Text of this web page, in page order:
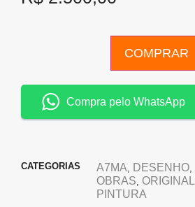
COMPRAR
Compra pelo WhatsApp
CATEGORIAS A7MA, DESENHO,
OBRAS, ORIGINAL
PINTURA